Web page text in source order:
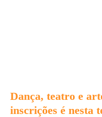
Dança, teatro e
inscrições é nesta